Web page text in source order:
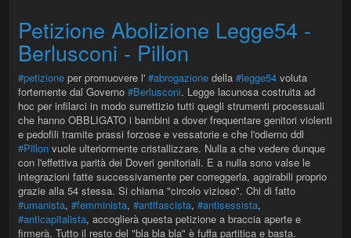
Petizione Abolizione Legge54 -
Berlusconi - Pillon
#petizione per promuovere l' #abrogazione della #legge54 voluta
fortemente dal Governo #Berlusconi. Legge lacunosa costruita ad
hoc per infilarci in modo surrettizio tutti quegli strumenti processuali
che hanno OBBLIGATO i bambini a dover frequentare genitori violenti
e pedofili tramite prassi forzose e vessatorie e che l'odierno ddl
#Pillon vuole ulteriormente cristallizzare. Nulla a che vedere dunque
con l'effettiva parità dei Doveri genitoriali. E a nulla sono valse le
integrazioni fatte successivamente per correggerla, aggirabili proprio
grazie alla 54 stessa. Si chiama "circolo vizioso". Chi di fatto
#umanista, #femminista, #antifascista, #antisessista,
#anticapitalista, accoglierà questa petizione a braccia aperte e
firmerà. Tutto il resto del "bla bla bla" è fuffa partitica e basta.